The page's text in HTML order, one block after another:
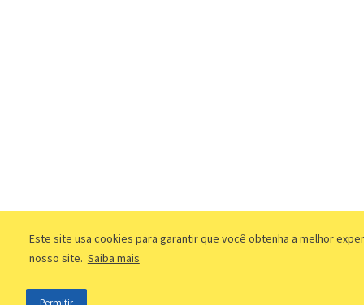
Este site usa cookies para garantir que você obtenha a melhor
nosso site. Saiba mais
Permitir